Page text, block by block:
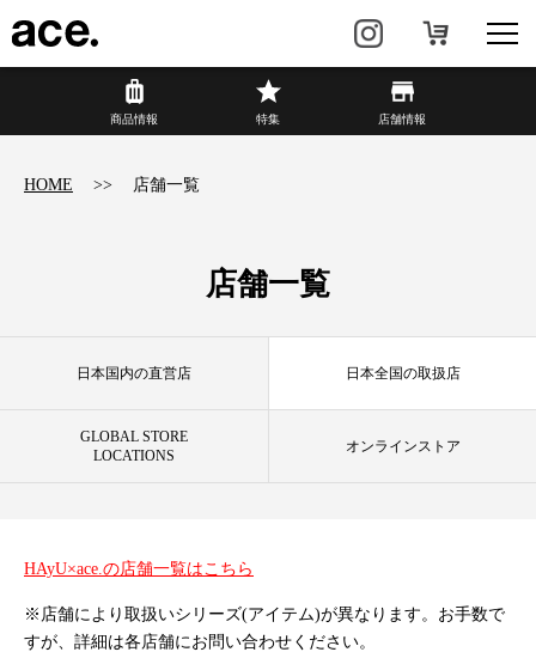
商品情報
バックパック
ace.とは
店舗情報
Language
商品情報 特集 店舗情報
HOME 店舗一覧
店舗一覧
日本国内の直営店 日本全国の取扱店
GLOBAL STORE
LOCATIONS
オンラインストア
HAyU×ace.の店舗一覧はこちら
※店舗により取扱いシリーズ(アイテム)が異なります。お手数で
すが、詳細は各店舗にお問い合わせください。